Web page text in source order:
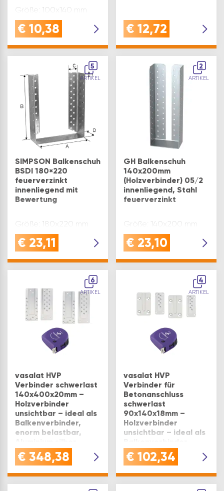
Größe: 100x140 mm
€ 10,38
GEPRÜFTE
STAHLBAUSCHRAUBE:
diese EN15048-1
Schraube mit 8.8
Festigkeit und Mutter
erfüllt höchste
Anforderungen für
nicht vorgespannte
WITTERUNGSBESTÄNDIG:
€ 12,72
5
ARTIKEL
SIMPSON Balkenschuh
BSDI 180×220
feuerverzinkt
innenliegend mit
Bewertung
Größe: 180x220 mm
€ 23,11
2
ARTIKEL
GH Balkenschuh
140x200mm
(Holzverbinder) 05/2
innenliegend, Stahl
feuerverzinkt
Größe: 140x200 mm
€ 23,10
6
ARTIKEL
vasalat HVP
Verbinder schwerlast
140x400x20mm –
Holzverbinder
unsichtbar – ideal als
Balkenverbinder,
enorm belastbar,
eloxiert – 2 Stück
Ausführung:
140x400x20mm
€ 348,38
4
ARTIKEL
vasalat HVP
Verbinder für
Betonanschluss
schwerlast
90x140x18mm –
Holzverbinder
unsichtbar – ideal als
enorm belastbar – 2
Stück
Ausführung:
€ 102,34